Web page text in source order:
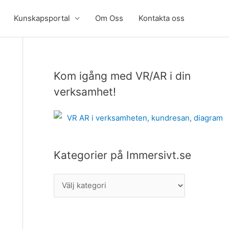
Kunskapsportal Om Oss Kontakta oss
Kom igång med VR/AR i din
verksamhet!
Kategorier på Immersivt.se
K
a
e
o
e